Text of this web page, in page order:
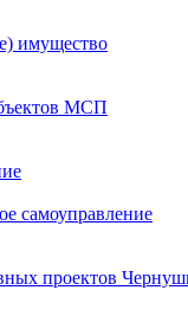
имущество
МСП
самоуправление
проектов